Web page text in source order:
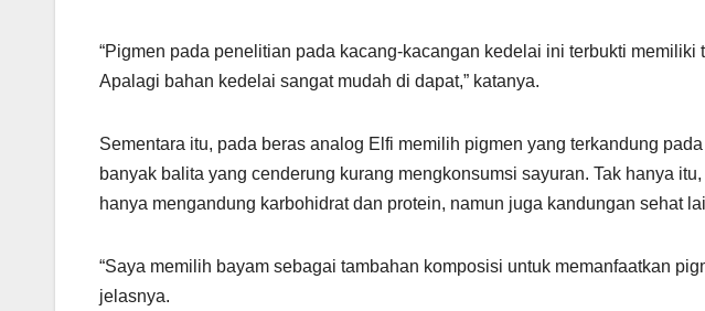
“Pigmen pada penelitian pada kacang-kacangan kedelai ini terbukti
Apalagi bahan kedelai sangat mudah di dapat,” katanya.
Sementara itu, pada beras analog Elfi memilih pigmen yang terkandung
banyak balita yang cenderung kurang mengkonsumsi sayuran. Tak hanya
hanya mengandung karbohidrat dan protein, namun juga kandungan sehat
“Saya memilih bayam sebagai tambahan komposisi untuk memanfaatkan
jelasnya.